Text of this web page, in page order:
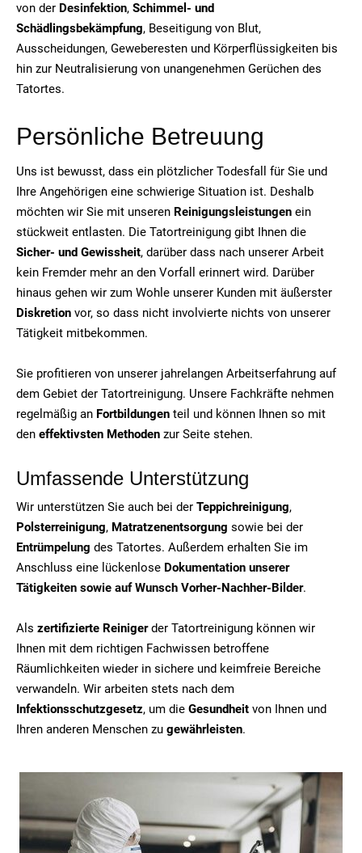
von der Desinfektion, Schimmel- und
Schädlingsbekämpfung, Beseitigung von Blut,
Ausscheidungen, Geweberesten und Körperflüssigkeiten bis
hin zur Neutralisierung von unangenehmen Gerüchen des
Tatortes.
Persönliche Betreuung
Uns ist bewusst, dass ein plötzlicher Todesfall für Sie und
Ihre Angehörigen eine schwierige Situation ist. Deshalb
möchten wir Sie mit unseren Reinigungsleistungen ein
stückweit entlasten. Die Tatortreinigung gibt Ihnen die
Sicher- und Gewissheit, darüber dass nach unserer Arbeit
kein Fremder mehr an den Vorfall erinnert wird. Darüber
hinaus gehen wir zum Wohle unserer Kunden mit äußerster
Diskretion vor, so dass nicht involvierte nichts von unserer
Tätigkeit mitbekommen.
Sie profitieren von unserer jahrelangen Arbeitserfahrung auf
dem Gebiet der Tatortreinigung. Unsere Fachkräfte nehmen
regelmäßig an Fortbildungen teil und können Ihnen so mit
den effektivsten Methoden zur Seite stehen.
Umfassende Unterstützung
Wir unterstützen Sie auch bei der Teppichreinigung,
Polsterreinigung, Matratzenentsorgung sowie bei der
Entrümpelung des Tatortes. Außerdem erhalten Sie im
Anschluss eine lückenlose Dokumentation unserer
Tätigkeiten sowie auf Wunsch Vorher-Nachher-Bilder.
Als zertifizierte Reinigerder Tatortreinigung können wir
Ihnen mit dem richtigen Fachwissen betroffene
Räumlichkeiten wieder in sichere und keimfreie Bereiche
verwandeln. Wir arbeiten stets nach dem
Infektionsschutzgesetz, um die Gesundheit von Ihnen und
Ihren anderen Menschen zu gewährleisten.